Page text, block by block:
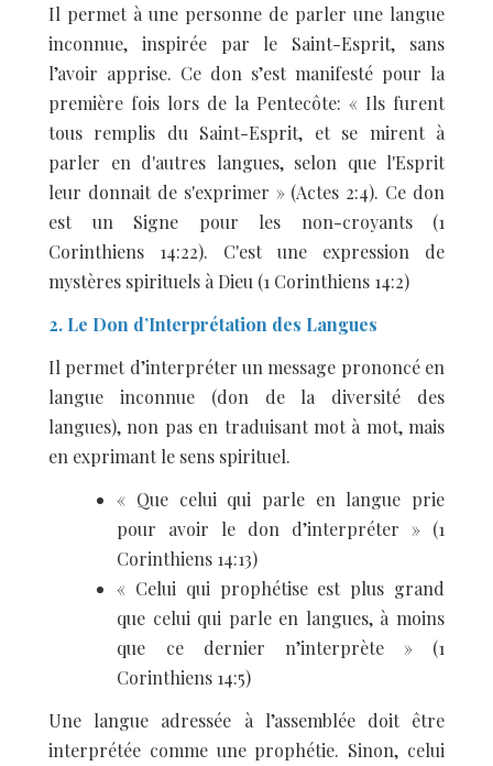
Il permet à une personne de parler une langue
inconnue, inspirée par le Saint-Esprit, sans
l’avoir apprise. Ce don s’est manifesté pour la
première fois lors de la Pentecôte: « Ils furent
tous remplis du Saint-Esprit, et se mirent à
parler en d'autres langues, selon que l'Esprit
leur donnait de s'exprimer » (Actes 2:4). Ce don
est un Signe pour les non-croyants (1
Corinthiens 14:22). C'est une expression de
mystères spirituels à Dieu (1 Corinthiens 14:2)
2. Le Don d’Interprétation des Langues
Il permet d’interpréter un message prononcé en
langue inconnue (don de la diversité des
langues), non pas en traduisant mot à mot, mais
en exprimant le sens spirituel.
« Que celui qui parle en langue prie
pour avoir le don d’interpréter » (1
Corinthiens 14:13)
« Celui qui prophétise est plus grand
que celui qui parle en langues, à moins
que ce dernier n’interprète » (1
Corinthiens 14:5)
Une langue adressée à l’assemblée doit être
interprétée comme une prophétie. Sinon, celui